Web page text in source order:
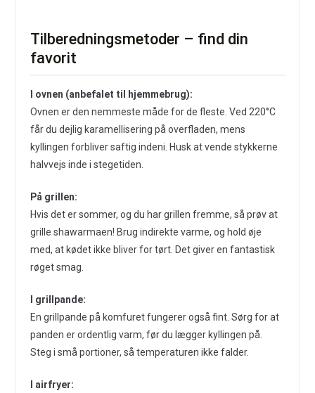
Tilberedningsmetoder – find din
favorit
I ovnen (anbefalet til hjemmebrug):
Ovnen er den nemmeste måde for de fleste. Ved 220°C
får du dejlig karamellisering på overfladen, mens
kyllingen forbliver saftig indeni. Husk at vende stykkerne
halvvejs inde i stegetiden.
På grillen:
Hvis det er sommer, og du har grillen fremme, så prøv at
grille shawarmaen! Brug indirekte varme, og hold øje
med, at kødet ikke bliver for tørt. Det giver en fantastisk
røget smag.
I grillpande:
En grillpande på komfuret fungerer også fint. Sørg for at
panden er ordentlig varm, før du lægger kyllingen på.
Steg i små portioner, så temperaturen ikke falder.
I airfryer: